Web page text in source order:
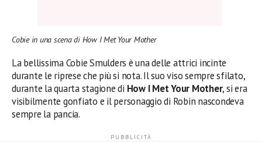
Cobie in una scena di How I Met Your Mother
La bellissima Cobie Smulders è una delle attrici incinte
durante le riprese che più si nota. Il suo viso sempre sfilato,
durante la quarta stagione di How I Met Your Mother, si era
visibilmente gonfiato e il personaggio di Robin nascondeva
sempre la pancia.